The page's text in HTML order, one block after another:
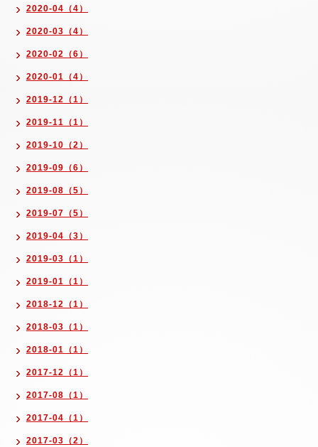
2020-04（4）
2020-03（4）
2020-02（6）
2020-01（4）
2019-12（1）
2019-11（1）
2019-10（2）
2019-09（6）
2019-08（5）
2019-07（5）
2019-04（3）
2019-03（1）
2019-01（1）
2018-12（1）
2018-03（1）
2018-01（1）
2017-12（1）
2017-08（1）
2017-04（1）
2017-03（2）